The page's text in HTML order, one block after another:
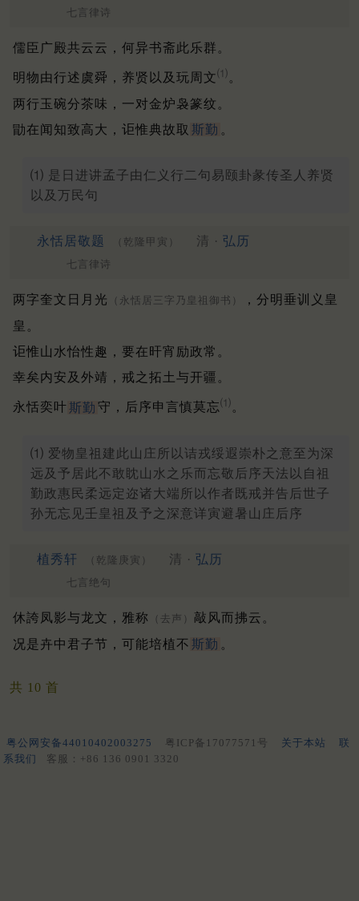
七言律诗
儒臣广殿共云云，何异书斋此乐群。
明物由行述虞舜，养贤以及玩周文⑴。
两行玉碗分茶味，一对金炉袅篆纹。
勖在闻知致高大，讵惟典故取 斯勤 。
⑴ 是日进讲孟子由仁义行二句易颐卦彖传圣人养贤
以及万民句
永恬居敬题 （乾隆甲寅） 清 · 弘历
七言律诗
两字奎文日月光 （永恬居三字乃皇祖御书）
，分明垂训义皇
皇。
讵惟山水怡性趣，要在旰宵励政常。
幸矣内安及外靖，戒之拓土与开疆。
永恬奕叶斯勤 守，后序申言慎莫忘⑴。
⑴ 爱物皇祖建此山庄所以诘戎绥遐崇朴之意至为深
远及予居此不敢眈山水之乐而忘敬后序天法以自祖
勤政惠民柔远定迩诸大端所以作者既戒并告后世子
孙无忘见壬皇祖及予之深意详寅避暑山庄后序
植秀轩 （乾隆庚寅） 清 · 弘历
七言绝句
休誇凤影与龙文，雅称 （去声） 敲风而拂云。
况是卉中君子节，可能培植不 斯勤 。
共 10 首
粤公网安备44010402003275 粤ICP备17077571号 关于本站
联
系我们
客服：+86 136 0901 3320